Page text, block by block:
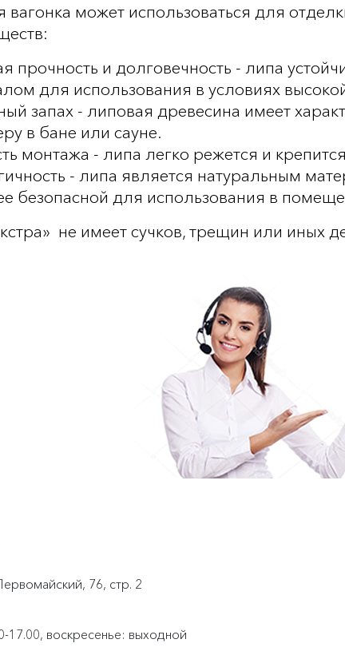
вагонка может использоваться для
прочность и долговечность - липа
для использования в условиях
запах - липовая древесина имеет
в бане или сауне.
монтажа - липа легко режется и
- липа является натуральным
безопасной для использования в
не имеет сучков, трещин или иных
76, стр. 2
17.00, воскресенье: выходной